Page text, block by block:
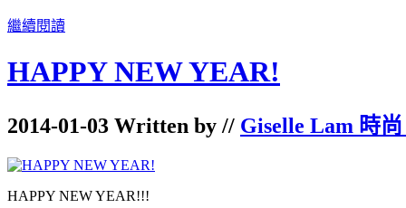
繼續閱讀
HAPPY NEW YEAR!
2014-01-03 Written by // Giselle Lam 時
HAPPY NEW YEAR!!!